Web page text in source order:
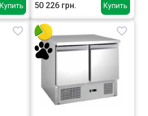
Купить Купить
50 226 грн.